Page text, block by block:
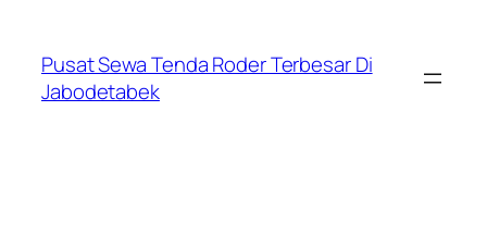
content
Pusat Sewa Tenda Roder Terbesar Di
Jabodetabek